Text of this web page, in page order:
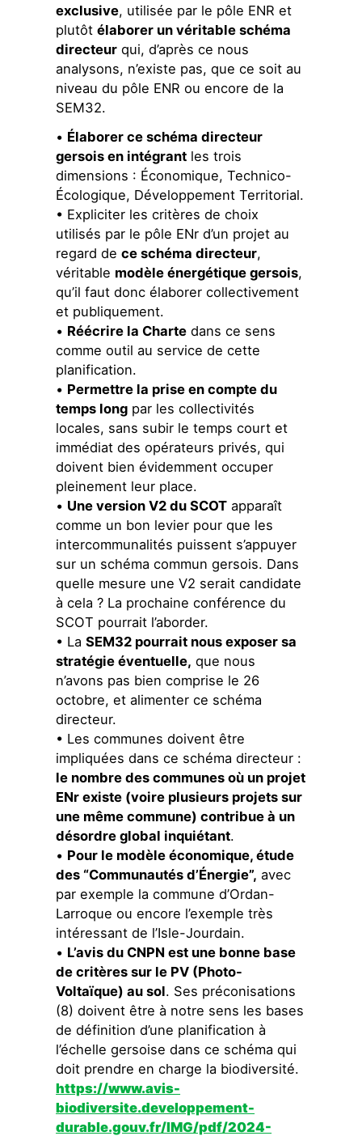
exclusive, utilisée par le pôle ENR et
plutôtélaborer un véritable schéma
directeur qui, d’après ce nous
analysons, n’existe pas, que ce soit au
niveau du pôle ENR ou encore de la
SEM32.
• Élaborer ce schéma directeur
gersois en intégrant les trois
dimensions : Économique, Technico-
Écologique, Développement Territorial.
• Expliciter les critères de choix
utilisés par le pôle ENr d’un projet au
regard dece schéma directeur,
véritable modèle énergétique gersois,
qu’il faut donc élaborer collectivement
et publiquement.
• Réécrire la Charte dans ce sens
comme outil au service de cette
planification.
• Permettre la prise en compte du
temps long par les collectivités
locales, sans subir le temps court et
immédiat des opérateurs privés, qui
doivent bien évidemment occuper
pleinement leur place.
• Une version V2 du SCOT apparaît
comme un bon levier pour que les
intercommunalités puissent s’appuyer
sur un schéma commun gersois. Dans
quelle mesure une V2 serait candidate
à cela ? La prochaine conférence du
SCOT pourrait l’aborder.
• LaSEM32 pourrait nous exposer sa
stratégie éventuelle, que nous
n’avons pas bien comprise le 26
octobre, et alimenter ce schéma
directeur.
• Les communes doivent être
impliquées dans ce schéma directeur :
le nombre des communes où un projet
ENr existe (voire plusieurs projets sur
une même commune) contribue à un
désordre global inquiétant.
• Pour le modèle économique, étude
des “Communautés d’Énergie”, avec
par exemple la commune d’Ordan-
Larroque ou encore l’exemple très
intéressant de l’Isle-Jourdain.
• L’avis du CNPN est une bonne base
de critères sur le PV (Photo-
Voltaïque) au sol. Ses préconisations
(8) doivent être à notre sens les bases
de définition d’une planification à
l’échelle gersoise dans ce schéma qui
doit prendre en charge la biodiversité.
https://www.avis-
biodiversite.developpement-
durable.gouv.fr/IMG/pdf/2024-